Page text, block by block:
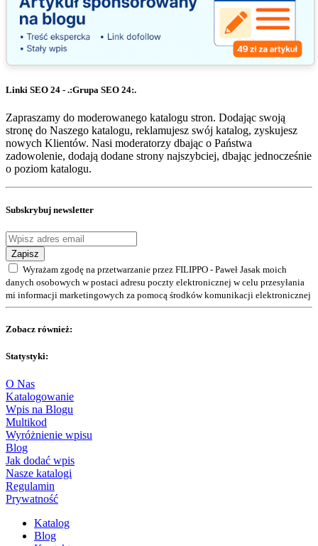
Linki SEO 24 - .:Grupa SEO 24:.
Zapraszamy do moderowanego katalogu stron. Dodając swoją
stronę do Naszego katalogu, reklamujesz swój katalog, zyskujesz
nowych Klientów. Nasi moderatorzy dbając o Państwa
zadowolenie, dodają dodane strony najszybciej, dbając jednocześnie
o poziom katalogu.
Subskrybuj newsletter
Zapisz
Wyrażam zgodę na przetwarzanie przez FILIPPO - Paweł Jasak moich
danych osobowych w postaci adresu poczty elektronicznej w celu przesyłania
mi informacji marketingowych za pomocą środków komunikacji elektronicznej
Zobacz również:
Statystyki:
O Nas
Katalogowanie
Wpis na Blogu
Multikod
Wyróżnienie wpisu
Blog
Jak dodać wpis
Nasze katalogi
Regulamin
Prywatność
Katalog
Blog